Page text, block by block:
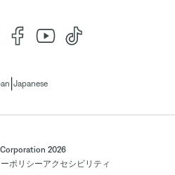
Japanese
2026
ポリシーアクセシビリティ